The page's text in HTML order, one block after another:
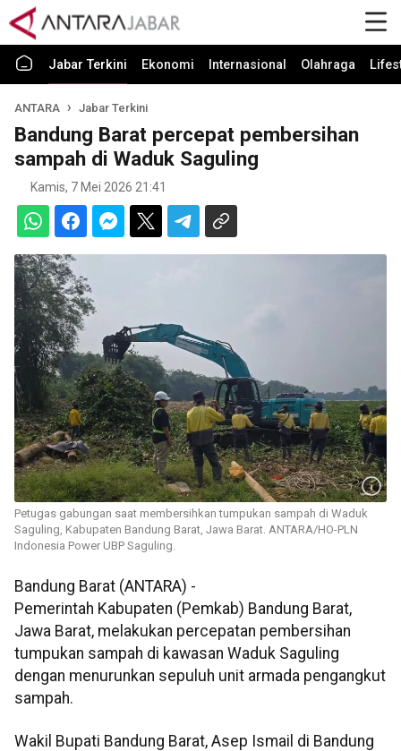
Jabar Terkini Ekonomi Internasional Olahraga
ANTARA Jabar Terkini
Bandung Barat percepat pembersihan
sampah di Waduk Saguling
Kamis, 7 Mei 2026 21:41
Petugas gabungan saat membersihkan tumpukan sampah di Waduk
Saguling, Kabupaten Bandung Barat, Jawa Barat. ANTARA/HO-PLN
Indonesia Power UBP Saguling.
Bandung Barat (ANTARA) -
Pemerintah Kabupaten (Pemkab) Bandung Barat,
Jawa Barat, melakukan percepatan pembersihan
tumpukan sampah di kawasan Waduk Saguling
dengan menurunkan sepuluh unit armada pengangkut
sampah.
Wakil Bupati Bandung Barat, Asep Ismail di Bandung